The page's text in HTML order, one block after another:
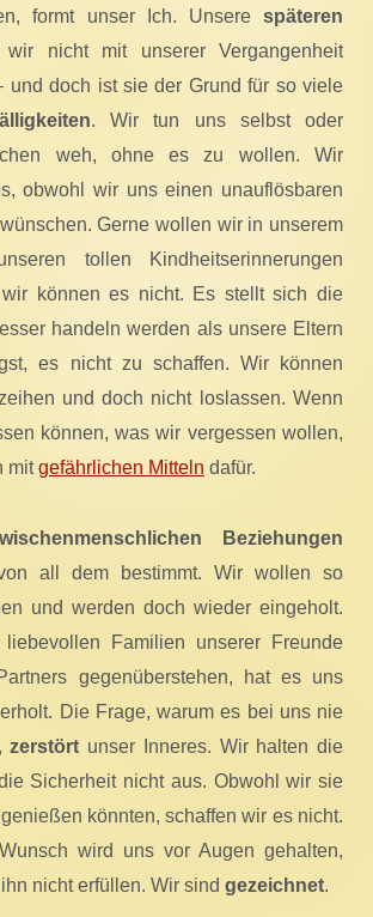
formt unser Ich. Unsere späteren
nicht mit unserer Vergangenheit
und doch ist sie der Grund für so viele
. Wir tun uns selbst oder
weh, ohne es zu wollen. Wir
obwohl wir uns einen unauflösbaren
Gerne wollen wir in unserem
tollen Kindheitserinnerungen
können es nicht. Es stellt sich die
handeln werden als unsere Eltern
es nicht zu schaffen. Wir können
und doch nicht loslassen. Wenn
können, was wir vergessen wollen,
mitgefährlichen Mitteln dafür.
Beziehungen
all dem bestimmt. Wir wollen so
und werden doch wieder eingeholt.
Familien unserer Freunde
gegenüberstehen, hat es uns
Die Frage, warum es bei uns nie
zerstört unser Inneres. Wir halten die
Sicherheit nicht aus. Obwohl wir sie
könnten, schaffen wir es nicht.
wird uns vor Augen gehalten,
nicht erfüllen. Wir sind gezeichnet.